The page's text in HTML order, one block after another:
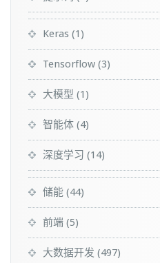
Keras (1)
Tensorflow (3)
大模型 (1)
智能体 (4)
深度学习 (14)
储能 (44)
前端 (5)
大数据开发 (497)